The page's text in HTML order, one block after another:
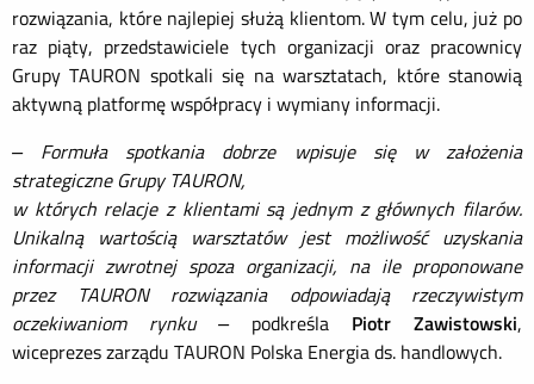
rozwiązania, które najlepiej służą klientom. W tym celu, już po
raz piąty, przedstawiciele tych organizacji oraz pracownicy
Grupy TAURON spotkali się na warsztatach, które stanowią
aktywną platformę współpracy i wymiany informacji.
– Formuła spotkania dobrze wpisuje się w założenia
strategiczne Grupy TAURON,
w których relacje z klientami są jednym z głównych filarów.
Unikalną wartością warsztatów jest możliwość uzyskania
informacji zwrotnej spoza organizacji, na ile proponowane
przez TAURON rozwiązania odpowiadają rzeczywistym
oczekiwaniom rynku – podkreśla Piotr Zawistowski,
wiceprezes zarządu TAURON Polska Energia ds. handlowych.